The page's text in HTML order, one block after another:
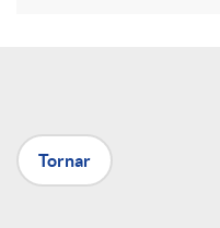
XTornar